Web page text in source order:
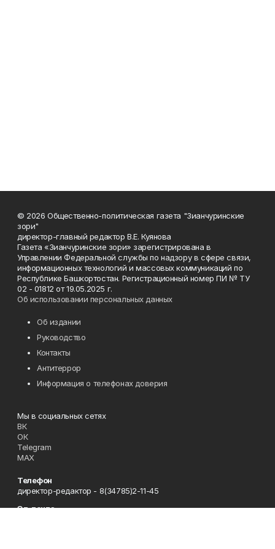
© 2026 Общественно-политическая газета "Зианчуринские
зори"
директор-главный редактор В.Е. Куянова
Газета «Зианчуринские зори» зарегистрирована в
Управлении Федеральной службы по надзору в сфере связи,
информационных технологий и массовых коммуникаций по
Республике Башкортостан. Регистрационный номер ПИ № ТУ
02 - 01812 от 19.05.2025 г.
Об использовании персональных данных
Об издании
Руководство
Контакты
Антитеррор
Информация о телефонах доверия
Мы в социальных сетях
ВК
ОК
Telegram
MAX
Телефон
директор-редактор - 8(34785)2-11-45
Эл. почта